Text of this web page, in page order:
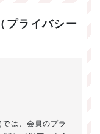
プライバシー
は、会員のプラ